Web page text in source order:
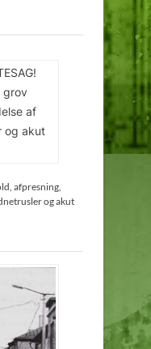
afpresning,
og akut